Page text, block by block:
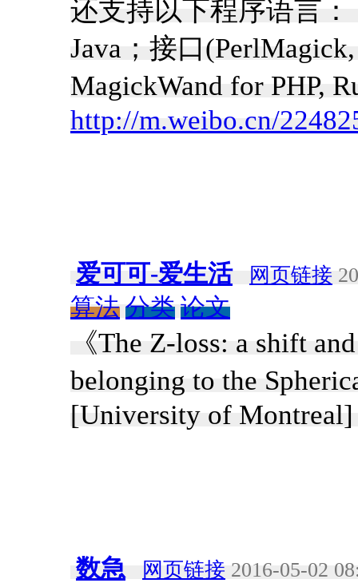
还支持以下程序语言：
Java；接口
MagickWand for PHP,
http://m.weibo.cn/
爱可可-爱生活 网页链接
算法 分类 论文
《The Z-loss: a shift
belonging to the
[University of
数急 网页链接 2016-05-02